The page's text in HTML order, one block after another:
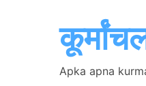
Apka apna